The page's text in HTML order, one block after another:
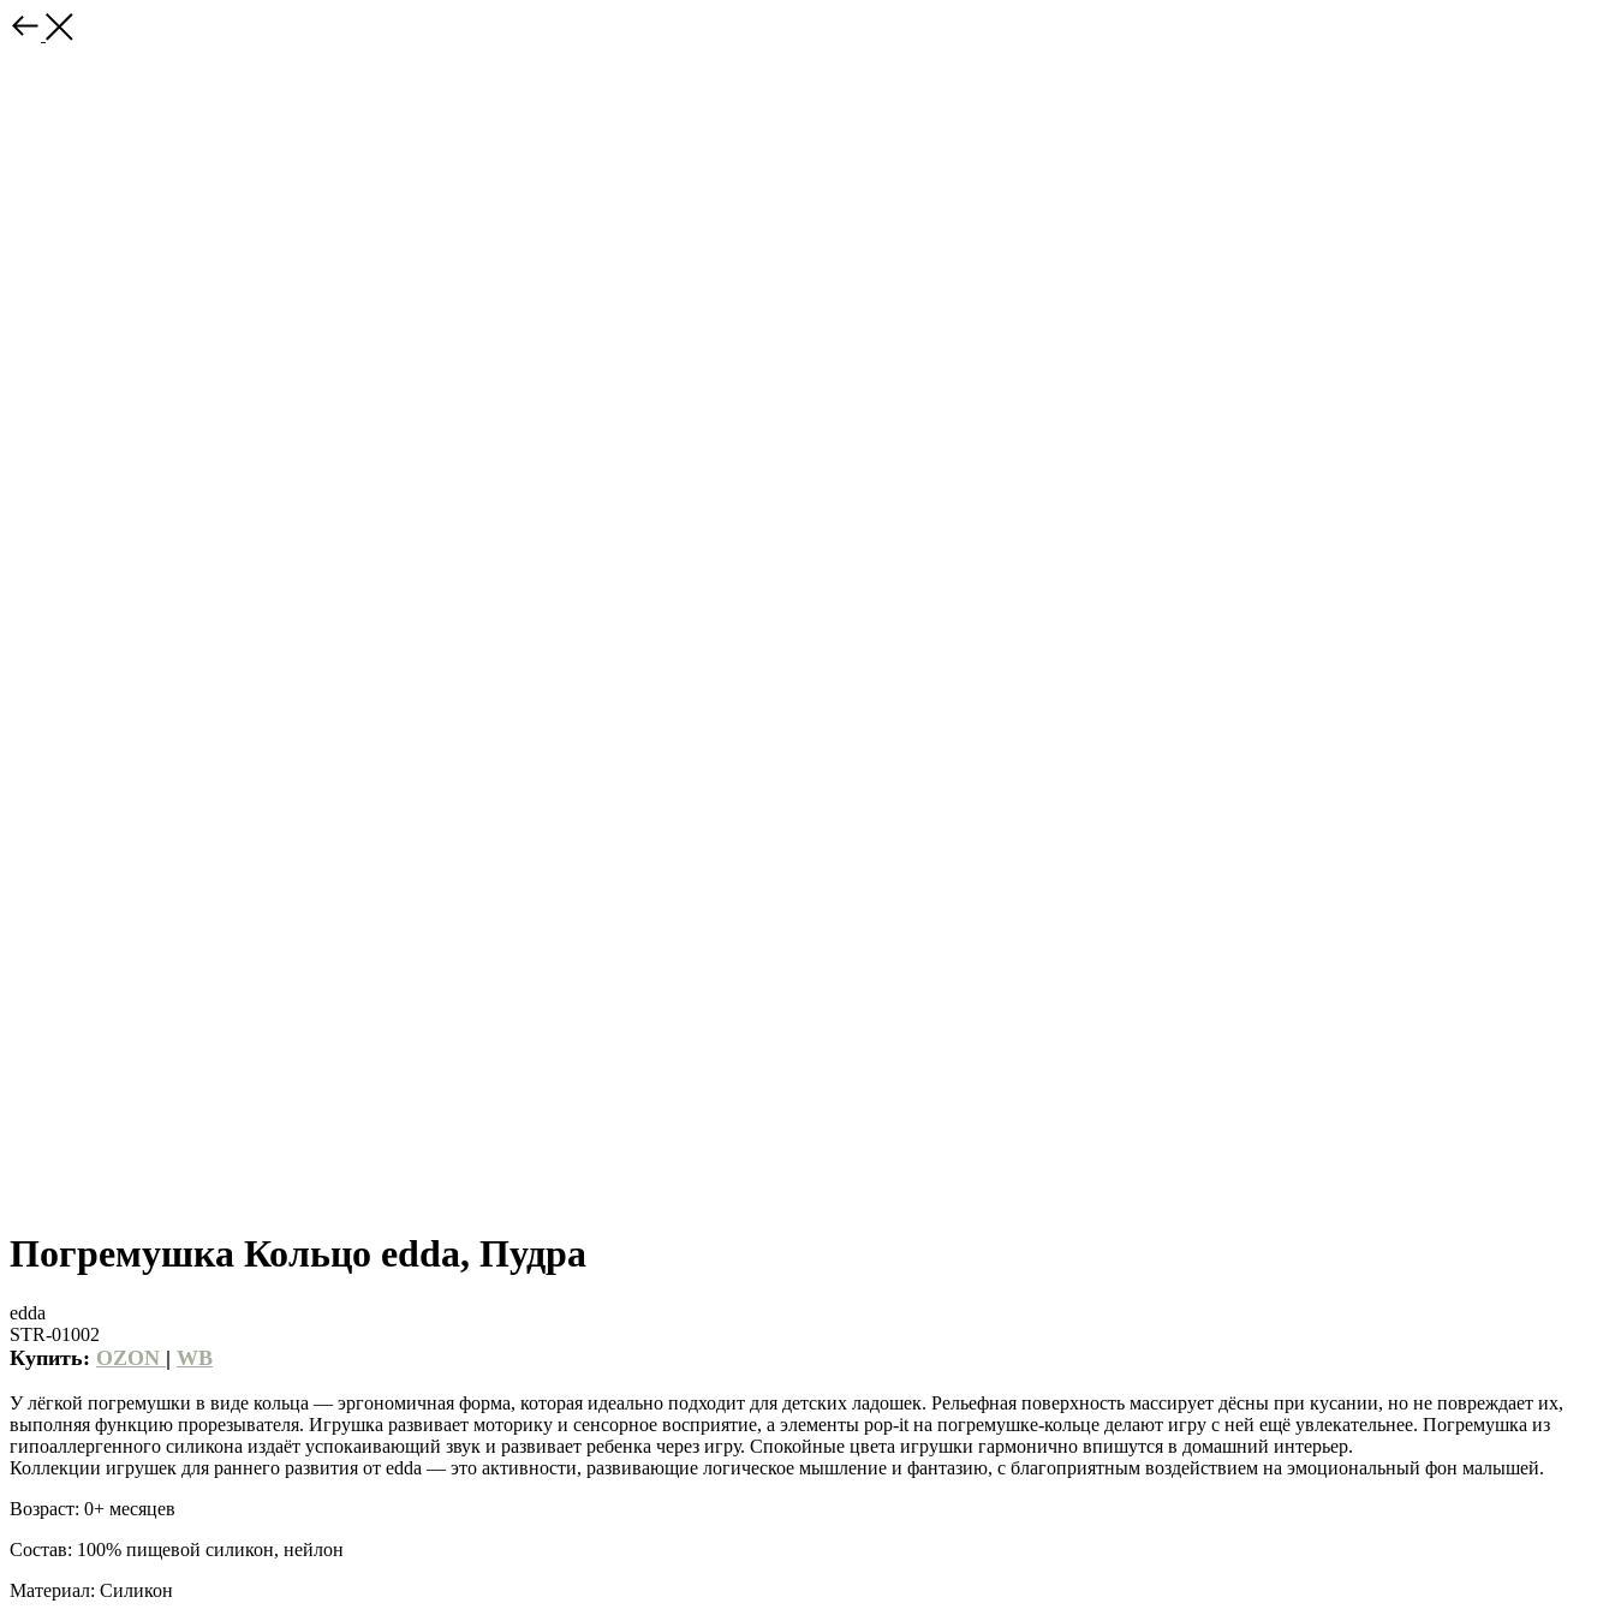
Погремушка Кольцо edda, Пудра
edda
STR-01002
Купить: OZON | WB
У лёгкой погремушки в виде кольца — эргономичная форма, которая идеально подходит для детских ладошек. Рельефная поверхность массирует дёсны при кусании, но не повреждает их,
выполняя функцию прорезывателя. Игрушка развивает моторику и сенсорное восприятие, а элементы pop-it на погремушке-кольце делают игру с ней ещё увлекательнее. Погремушка из
гипоаллергенного силикона издаёт успокаивающий звук и развивает ребенка через игру. Спокойные цвета игрушки гармонично впишутся в домашний интерьер.
Коллекции игрушек для раннего развития от edda — это активности, развивающие логическое мышление и фантазию, с благоприятным воздействием на эмоциональный фон малышей.
Возраст: 0+ месяцев
Состав: 100% пищевой силикон, нейлон
Материал: Силикон